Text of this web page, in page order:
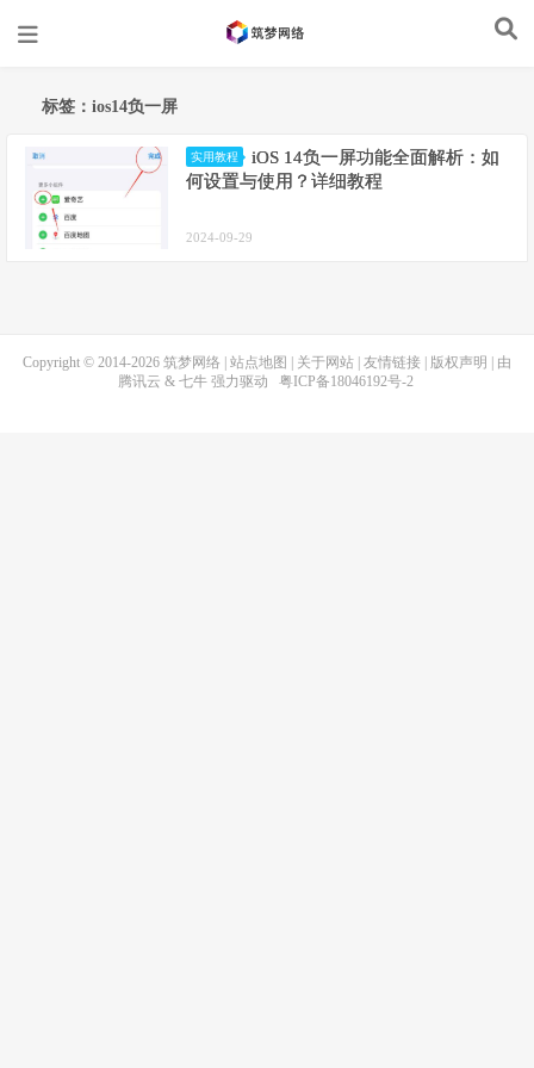
标签：ios14负一屏
实用教程
iOS 14负一屏功能全面解析：如
何设置与使用？详细教程
2024-09-29
Copyright © 2014-2026 筑梦网络 站点地图 关于网站 友情链接 版权声明
| 由
腾讯云 & 七牛强力驱动 粤ICP备18046192号-2